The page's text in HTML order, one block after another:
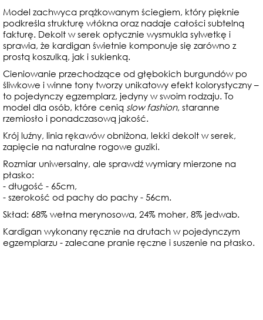
Model zachwyca prążkowanym ściegiem, który pięknie
podkreśla strukturę włókna oraz nadaje całości subtelną
fakturę. Dekolt w serek optycznie wysmukla sylwetkę i
sprawia, że kardigan świetnie komponuje się zarówno z
prostą koszulką, jak i sukienką.
Cieniowanie przechodzące od głębokich burgundów po
śliwkowe i winne tony tworzy unikatowy efekt kolorystyczny –
to pojedynczy egzemplarz, jedyny w swoim rodzaju. To
model dla osób, które cenią slow fashion, staranne
rzemiosło i ponadczasową jakość.
Krój luźny, linia rękawów obniżona, lekki dekolt w serek,
zapięcie na naturalne rogowe guziki.
Rozmiar uniwersalny, ale sprawdź wymiary mierzone na
płasko:
- długość - 65cm,
- szerokość od pachy do pachy - 56cm.
Skład: 68% wełna merynosowa, 24% moher, 8% jedwab.
Kardigan wykonany ręcznie na drutach w pojedynczym
egzemplarzu - zalecane pranie ręczne i suszenie na płasko.